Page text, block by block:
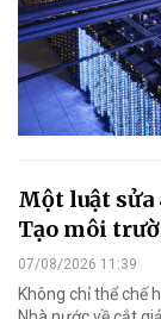
Một luật sửa
Tạo môi
07/08/2026 11:39
Không chỉ thể chế